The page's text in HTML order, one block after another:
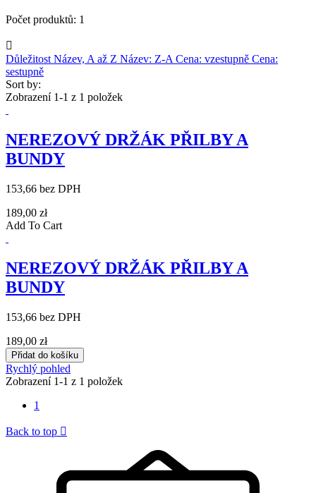
Počet produktů: 1

Důležitost Název, A až Z Název: Z-A Cena: vzestupně Cena:
sestupně
Sort by:
Zobrazení 1-1 z 1 položek
NEREZOVÝ DRŽÁK PŘILBY A
BUNDY
153,66 bez DPH
189,00 zł
Add To Cart
NEREZOVÝ DRŽÁK PŘILBY A
BUNDY
153,66 bez DPH
189,00 zł
Přidat do košíku
Rychlý pohled
Zobrazení 1-1 z 1 položek
1
Back to top 